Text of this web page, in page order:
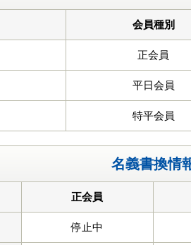
会員種別
正会員
平日会員
特平会員
名義書換情
正会員
停止中